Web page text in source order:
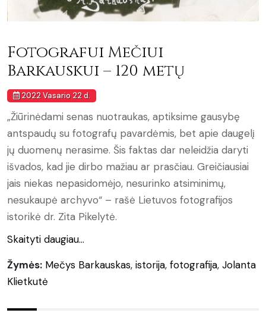
Fotografui Mečiui
Barkauskui – 120 metų
2022 Vasario 22 d.
„Žiūrinėdami senas nuotraukas, aptiksime gausybę
antspaudų su fotografų pavardėmis, bet apie daugelį
jų duomenų nerasime. Šis faktas dar neleidžia daryti
išvados, kad jie dirbo mažiau ar prasčiau. Greičiausiai
jais niekas nepasidomėjo, nesurinko atsiminimų,
nesukaupė archyvo“ – rašė Lietuvos fotografijos
istorikė dr. Zita Pikelytė.
Skaityti daugiau...
Žymės: Mečys Barkauskas, istorija, fotografija, Jolanta
Klietkutė